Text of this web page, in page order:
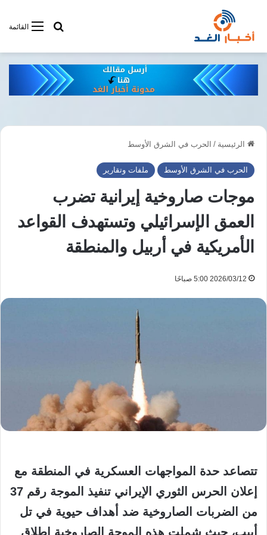
القائمةأبحت فى
الرئيسية / الحرب في الشرق الأوسط
الحرب في الشرق الأوسط ملفات وتقارير
موجات صاروخية إيرانية تضرب
العمق الإسرائيلي وتستهدف القواعد
الأمريكية في أربيل والمنطقة
2026/03/12 5:00 صباحًا
تتصاعد حدة المواجهات العسكرية في المنطقة مع
إعلان الحرس الثوري الإيراني تنفيذ الموجة رقم 37
من الضربات الصاروخية ضد أهداف حيوية في تل
أبيب، حيث شملت هذه الموجة الصاروخية إطلاق